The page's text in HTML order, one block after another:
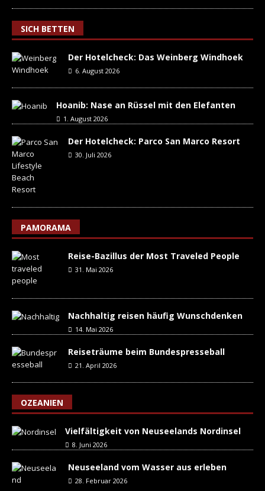
SICH BETTEN
Der Hotelcheck: Das Weinberg Windhoek
6. August 2026
Hoanib: Nase an Rüssel mit den Elefanten
1. August 2026
Der Hotelcheck: Parco San Marco Resort
30. Juli 2026
PAMORAMA
Reise-Bazillus der Most Traveled People
31. Mai 2026
Nachhaltig reisen häufig Wunschdenken
14. Mai 2026
Reiseträume beim Bundespresseball
21. April 2026
OZEANIEN
Vielfältigkeit von Neuseelands Nordinsel
8. Juni 2026
Neuseeland vom Wasser aus erleben
28. Februar 2026